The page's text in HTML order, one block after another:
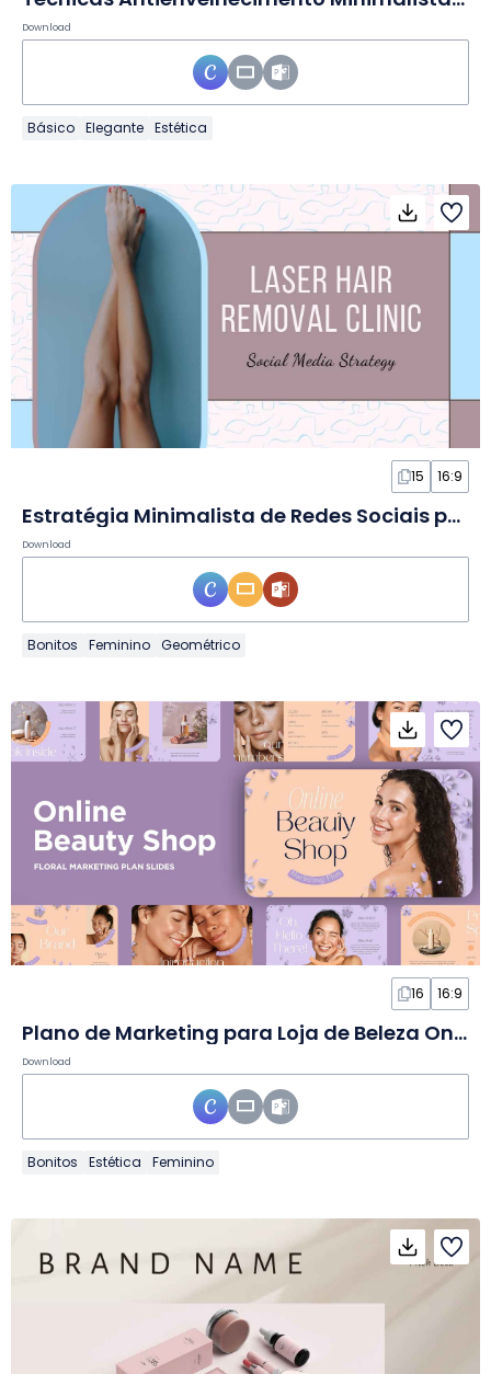
Download
Básico Elegante Estética
15 16:9
Estratégia Minimalista de Redes Sociais para Clínica de Depilação a Laser em Slides
Download
Bonitos Feminino Geométrico
16 16:9
Plano de Marketing para Loja de Beleza Online Floral em Slides
Download
Bonitos Estética Feminino